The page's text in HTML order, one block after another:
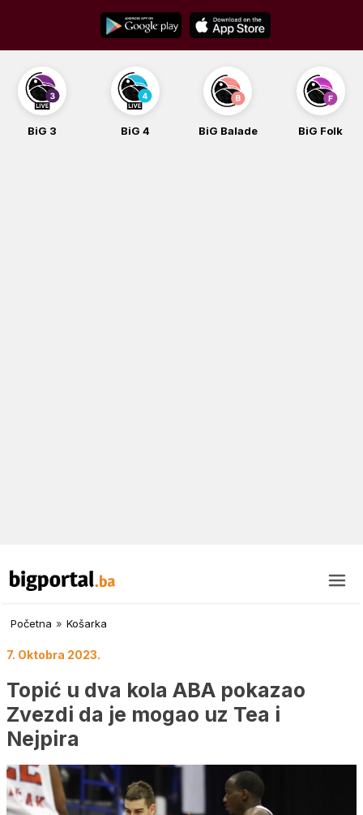
content
BiG 4 BiG Balade BiG Folk BiG iG
Početna » Košarka
7. Oktobra 2023.
Topić u dva kola ABA pokazao
Zvezdi da je mogao uz Tea i
Nejpira